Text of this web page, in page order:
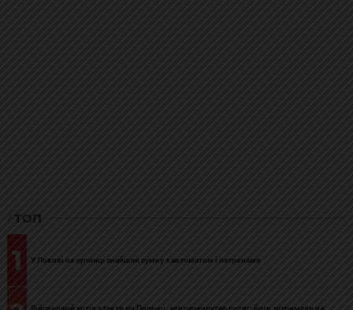
ТОП
1 У Львові на зупинці знайшли сумку з автоматом і патронами